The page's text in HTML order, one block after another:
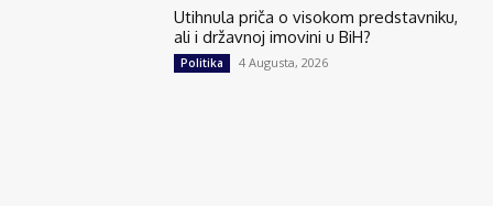
Utihnula priča o visokom predstavniku,
ali i državnoj imovini u BiH?
Politika 4 Augusta, 2026